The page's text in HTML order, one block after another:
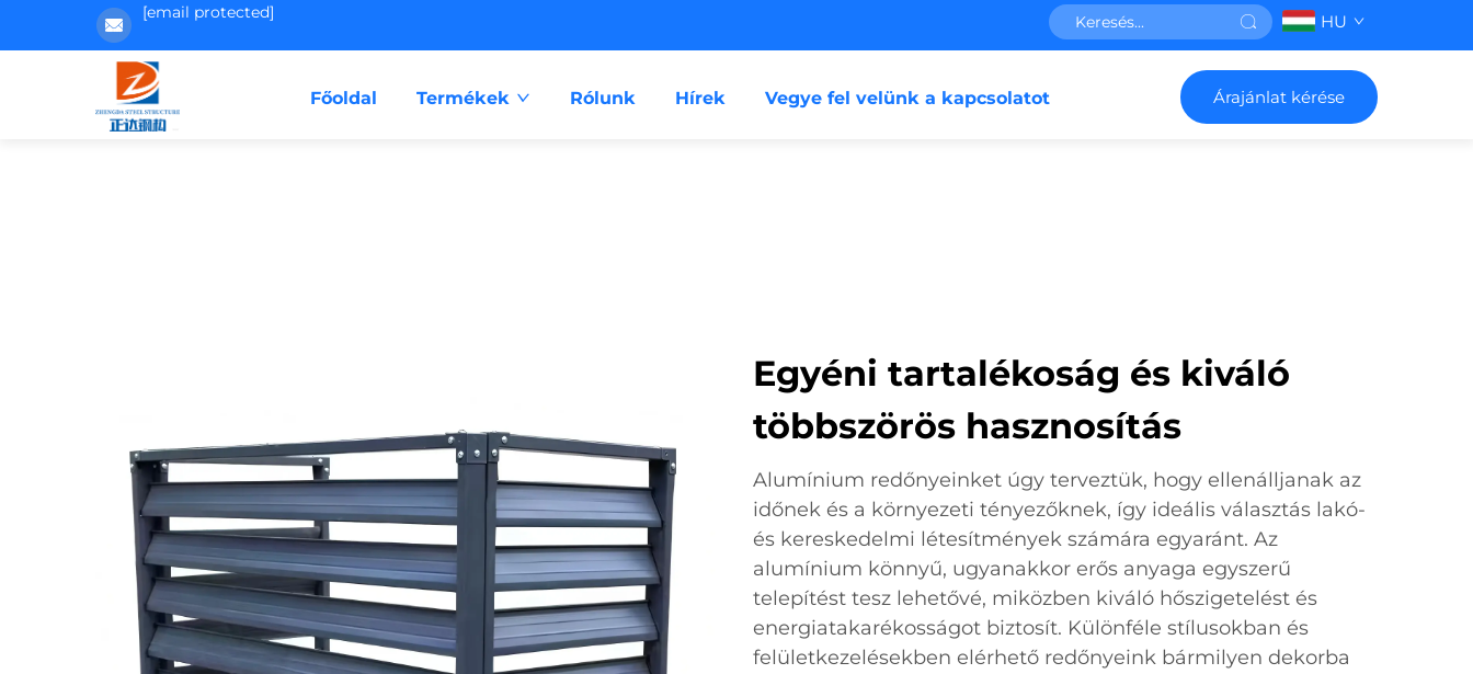
[email protected] HU
Főoldal Termékek Rólunk Hírek Vegye fel velünk a kapcsolatot Árajánlat kérése
Egyéni tartalékoság és kiváló
többszörös hasznosítás
Alumínium redőnyeinket úgy terveztük, hogy ellenálljanak az
időnek és a környezeti tényezőknek, így ideális választás lakó-
és kereskedelmi létesítmények számára egyaránt. Az
alumínium könnyű, ugyanakkor erős anyaga egyszerű
telepítést tesz lehetővé, miközben kiváló hőszigetelést és
energiatakarékosságot biztosít. Különféle stílusokban és
felületkezelésekben elérhető redőnyeink bármilyen dekorba